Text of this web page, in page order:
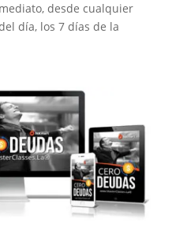
desde cualquier
día, los 7 días de la